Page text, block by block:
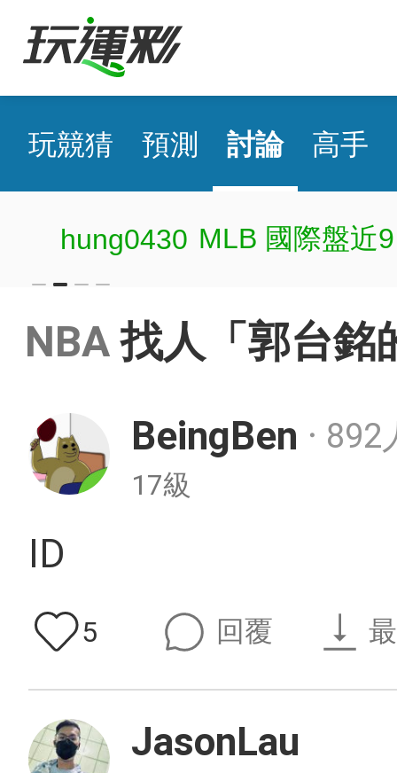
玩競猜 預測 討論 高手
hung0430 MLB 國際盤近9
NBA找人「郭台銘
BeingBen ・ 892
17級
ID
5 回覆
JasonLau